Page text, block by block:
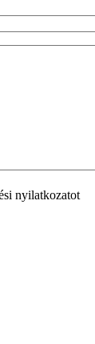
nyilatkozatot